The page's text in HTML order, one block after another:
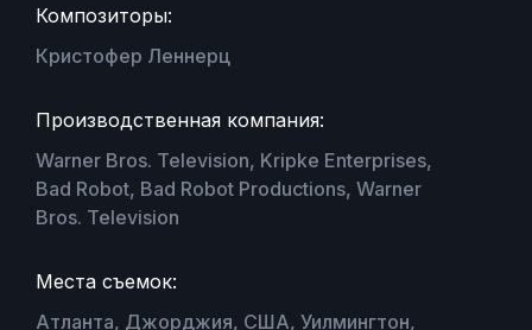
Композиторы:
Кристофер Леннерц
Производственная компания:
Warner Bros. Television, Kripke Enterprises,
Bad Robot, Bad Robot Productions, Warner
Bros. Television
Места съемок:
Атланта, Джорджия, США, Уилмингтон,